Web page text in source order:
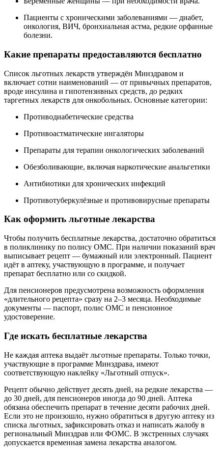
Пациенты с хроническими заболеваниями — диабет,
онкология, ВИЧ, бронхиальная астма, редкие орфанные
болезни.
Какие препараты предоставляются бесплатно
Список льготных лекарств утверждён Минздравом и
включает сотни наименований — от привычных препаратов,
вроде инсулина и гипотензивных средств, до редких
таргетных лекарств для онкобольных. Основные категории:
Противодиабетические средства
Противоастматические ингаляторы
Препараты для терапии онкологических заболеваний
Обезболивающие, включая наркотические анальгетики
Антибиотики для хронических инфекций
Противотуберкулёзные и противовирусные препараты
Как оформить льготные лекарства
Чтобы получить бесплатные лекарства, достаточно обратиться
в поликлинику по полису ОМС. При наличии показаний врач
выписывает рецепт — бумажный или электронный. Пациент
идёт в аптеку, участвующую в программе, и получает
препарат бесплатно или со скидкой.
Для пенсионеров предусмотрена возможность оформления
«длительного рецепта» сразу на 2–3 месяца. Необходимые
документы — паспорт, полис ОМС и пенсионное
удостоверение.
Где искать бесплатные лекарства
Не каждая аптека выдаёт льготные препараты. Только точки,
участвующие в программе Минздрава, имеют
соответствующую наклейку «Льготный отпуск».
Рецепт обычно действует десять дней, на редкие лекарства —
до 30 дней, для пенсионеров иногда до 90 дней. Аптека
обязана обеспечить препарат в течение десяти рабочих дней.
Если это не произошло, нужно обратиться в другую аптеку из
списка льготных, зафиксировать отказ и написать жалобу в
региональный Минздрав или ФОМС. В экстренных случаях
допускается временная замена лекарства аналогом.